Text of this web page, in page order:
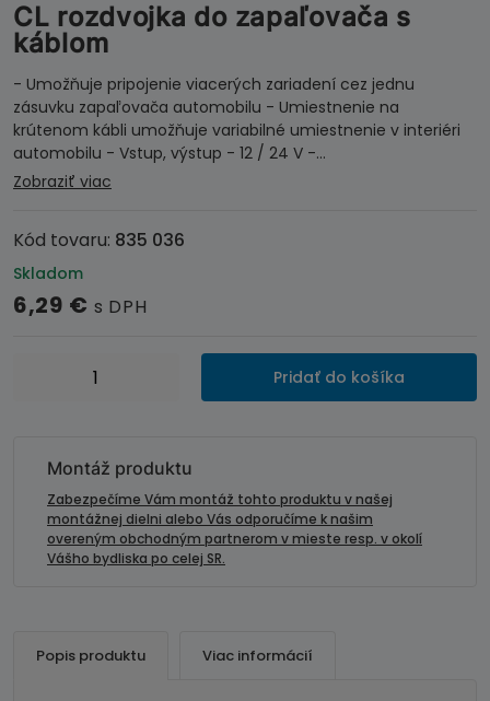
CL rozdvojka do zapaľovača s
káblom
- Umožňuje pripojenie viacerých zariadení cez jednu
zásuvku zapaľovača automobilu - Umiestnenie na
krútenom kábli umožňuje variabilné umiestnenie v interiéri
automobilu - Vstup, výstup - 12 / 24 V -…
Zobraziť viac
Kód tovaru: 835 036
Skladom
6,29 € s DPH
množstvo
zapaľovača
káblom
Pridať do košíka
Montáž produktu
Zabezpečíme Vám montáž tohto produktu v našej
montážnej dielni alebo Vás odporučíme k našim
overeným obchodným partnerom v mieste resp. v okolí
Vášho bydliska po celej SR.
Popis produktu Viac informácií